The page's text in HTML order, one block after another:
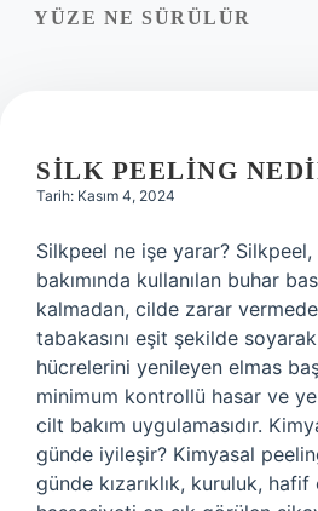
YÜZE NE SÜRÜLÜR
SILK PEELING
Tarih: Kasım 4, 2024
Silkpeel ne işe yarar?
bakımında kullanılan buhar
kalmadan, cilde zarar
tabakasını eşit şekilde
hücrelerini yenileyen elmas
minimum kontrollü hasar ve
cilt bakım uygulamasıdır.
günde iyileşir? Kimyasal
günde kızarıklık, kuruluk,